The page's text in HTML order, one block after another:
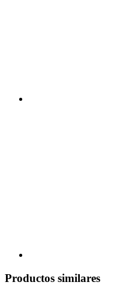
Productos similares